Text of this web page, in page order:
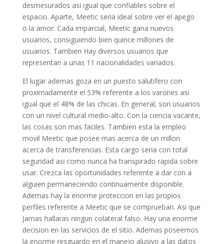
desmesurados asi igual que confiables sobre el
espacio. Aparte, Meetic seria ideal sobre ver el apego
o la amor. Cada imparcial, Meetic gana nuevos
usuarios, consiguiendo bien quince millones de
usuarios. Tambien Hay diversos usuarios que
representan a unas 11 nacionalidades variados.
El lugar ademas goza en un puesto salutifero con
proximadamente el 53% referente a los varones asi
igual que el 48% de las chicas. En general, son usuarios
con un nivel cultural medio-alto. Con la ciencia vacante,
las cosas son mas faciles. Tambien esta la empleo
movil Meetic que posee mas acerca de un millon
acerca de transferencias. Esta cargo seria con total
seguridad asi­ como nunca ha transpirado rapida sobre
usar. Crezca las oportunidades referente a dar con a
alguien permaneciendo continuamente disponible.
Ademas hay la enorme proteccion en las propios
perfiles referente a Meetic que se comprueban. Asi que
Jamas hallaras ningun colateral falso. Hay una enorme
decision en las servicios de el sitio. Ademas poseemos
la enorme resguardo en el manejo alusivo a las datos